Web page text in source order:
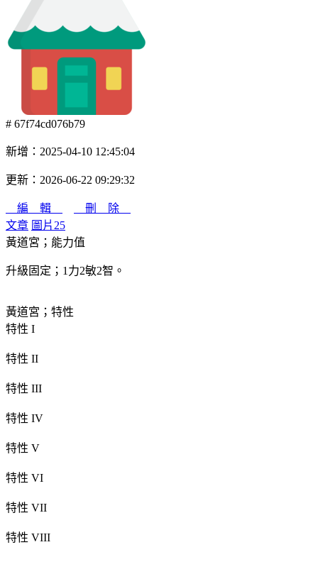
# 67f74cd076b79
新增：2025-04-10 12:45:04
更新：2026-06-22 09:29:32
編 輯
刪 除
文章 圖片 25
黃道宮；能力值
升級固定；1力2敏2智。
黃道宮；特性
特性 I
特性 II
特性 III
特性 IV
特性 V
特性 VI
特性 VII
特性 VIII